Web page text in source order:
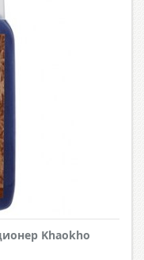
Khaokho